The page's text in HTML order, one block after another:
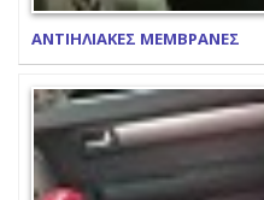
ΑΝΤΙΗΛΙΑΚΕΣ ΜΕΜΒΡΑΝΕΣ